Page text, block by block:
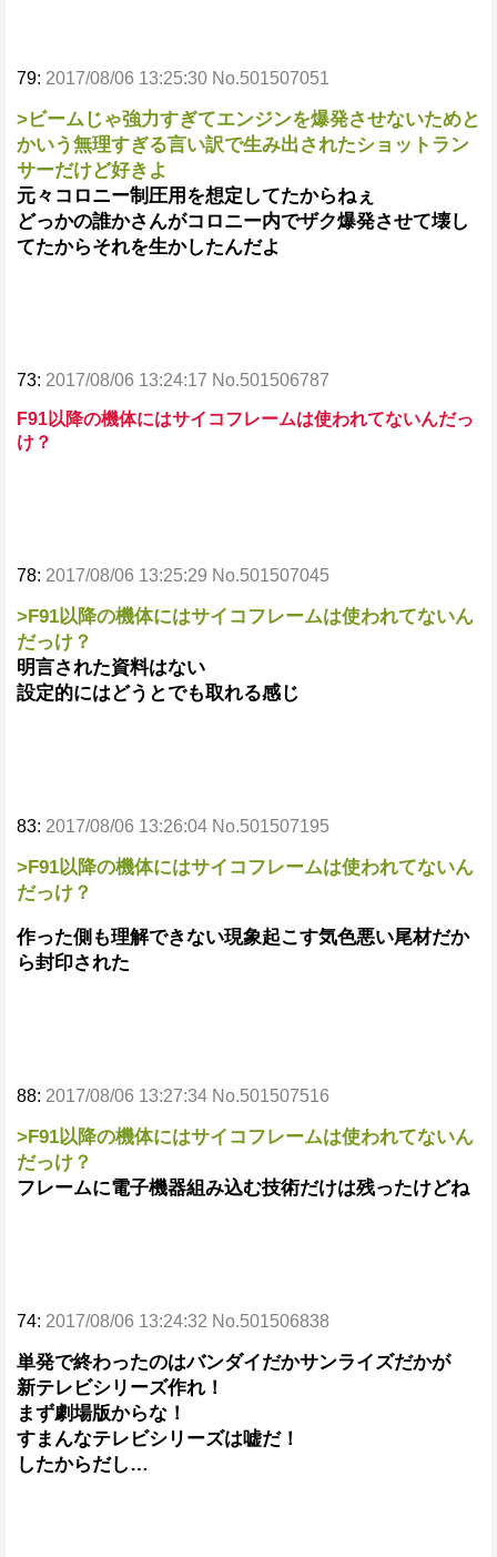
79: 2017/08/06 13:25:30 No.501507051
>ビームじゃ強力すぎてエンジンを爆発させないためと
かいう無理すぎる言い訳で生み出されたショットラン
サーだけど好きよ
元々コロニー制圧用を想定してたからねぇ
どっかの誰かさんがコロニー内でザク爆発させて壊し
てたからそれを生かしたんだよ
73: 2017/08/06 13:24:17 No.501506787
F91以降の機体にはサイコフレームは使われてないんだっ
け？
78: 2017/08/06 13:25:29 No.501507045
>F91以降の機体にはサイコフレームは使われてないん
だっけ？
明言された資料はない
設定的にはどうとでも取れる感じ
83: 2017/08/06 13:26:04 No.501507195
>F91以降の機体にはサイコフレームは使われてないん
だっけ？
作った側も理解できない現象起こす気色悪い尾材だか
ら封印された
88: 2017/08/06 13:27:34 No.501507516
>F91以降の機体にはサイコフレームは使われてないん
だっけ？
フレームに電子機器組み込む技術だけは残ったけどね
74: 2017/08/06 13:24:32 No.501506838
単発で終わったのはバンダイだかサンライズだかが
新テレビシリーズ作れ！
まず劇場版からな！
すまんなテレビシリーズは嘘だ！
したからだし…